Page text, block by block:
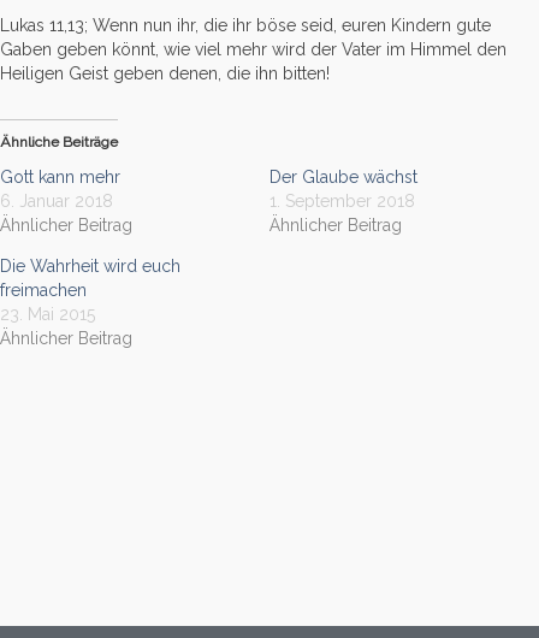
Lukas 11,13; Wenn nun ihr, die ihr böse seid, euren Kindern gute
Gaben geben könnt, wie viel mehr wird der Vater im Himmel den
Heiligen Geist geben denen, die ihn bitten!
Ähnliche Beiträge
Gott kann mehr
6. Januar 2018
Ähnlicher Beitrag
Der Glaube wächst
1. September 2018
Ähnlicher Beitrag
Die Wahrheit wird euch
freimachen
23. Mai 2015
Ähnlicher Beitrag